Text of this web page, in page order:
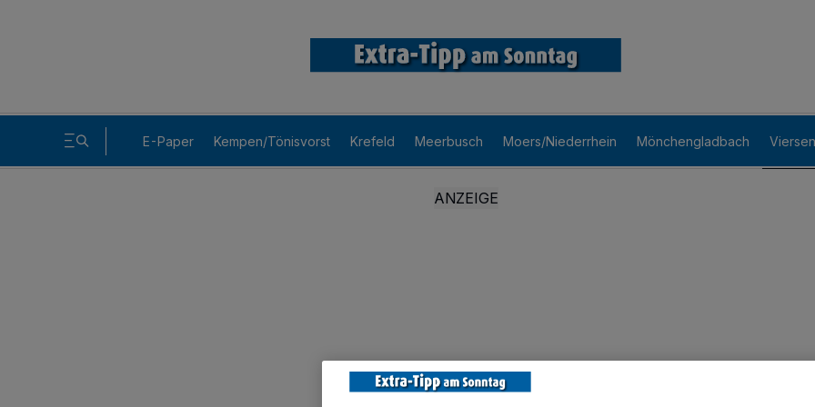
E-Paper Kempen/Tönisvorst Krefeld Meerbusch Moers/Niederrhein Mönchengladbach Viersen